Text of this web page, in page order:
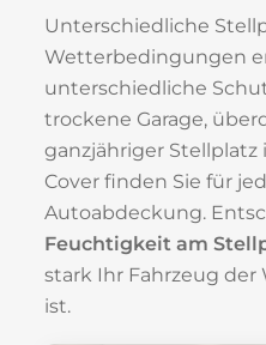
Unterschiedliche
Wetterbedingungen
unterschiedliche
trockene Garage,
ganzjähriger Stellplatz
Cover finden Sie für
Autoabdeckung.
Feuchtigkeit am
stark Ihr Fahrzeug
ist.